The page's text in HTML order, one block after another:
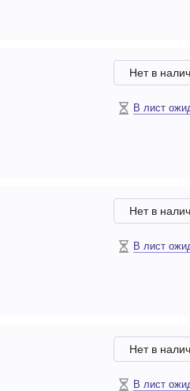
Нет в
В лист
Нет в
В лист
Нет в
В лист